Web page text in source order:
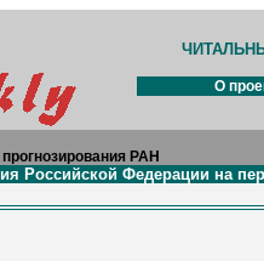
О
РАН
Российской Федерации на